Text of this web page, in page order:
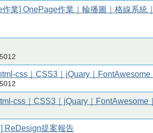
作業] OnePage作業｜輪播圖｜格線系統
css｜CSS3｜jQuary｜FontAwesome
css｜CSS3｜jQuary｜FontAwesome
ReDesign提案報告